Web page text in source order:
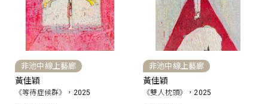
非池中線上藝廊
黃佳穎
《等待症候群》，2025
非池中線上藝廊
黃佳穎
《雙人枕頭》，2025